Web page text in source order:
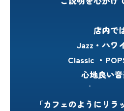
店内で
Jazz・ハワ
Classic ・
心地良い音
「カフェのようにリラ